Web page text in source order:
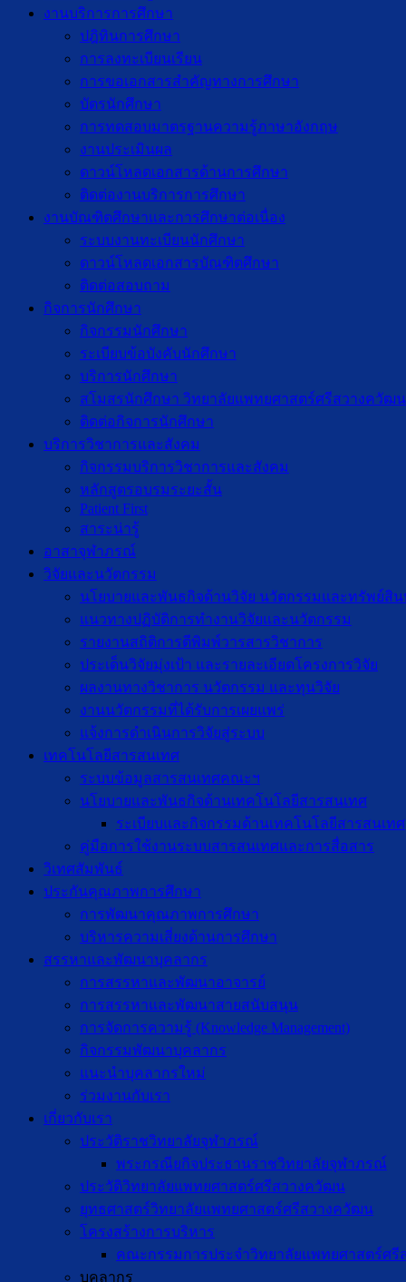
งานบริการการศึกษา
ปฎิทินการศึกษา
การลงทะเบียนเรียน
การขอเอกสารสำคัญทางการศึกษา
บัตรนักศึกษา
การทดสอบมาตรฐานความรู้ภาษาอังกฤษ
งานประเมินผล
ดาวน์โหลดเอกสารด้านการศึกษา
ติดต่องานบริการการศึกษา
งานบัณฑิตศึกษาเเละการศึกษาต่อเนื่อง
ระบบงานทะเบียนนักศึกษา
ดาวน์โหลดเอกสารบัณฑิตศึกษา
ติดต่อสอบถาม
กิจการนักศึกษา
กิจกรรมนักศึกษา
ระเบียบข้อบังคับนักศึกษา
บริการนักศึกษา
สโมสรนักศึกษา วิทยาลัยแพทยศาสตร์ศรีสวางควัฒน
ติดต่อกิจการนักศึกษา
บริการวิชาการและสังคม
กิจกรรมบริการวิชาการและสังคม
หลักสูตรอบรมระยะสั้น
Patient First
สาระน่ารู้
อาสาจุฬาภรณ์
วิจัยและนวัตกรรม
นโยบายและพันธกิจด้านวิจัย นวัตกรรมและทรัพย์สิ
แนวทางปฏิบัติการทำงานวิจัยและนวัตกรรม
รายงานสถิติการตีพิมพ์วารสารวิชาการ
ประเด็นวิจัยมุ่งเป้า และรายละเอียดโครงการวิจัย
ผลงานทางวิชาการ นวัตกรรม และทุนวิจัย
งานนวัตกรรมที่ได้รับการเผยแพร่
แจ้งการดำเนินการวิจัยสู่ระบบ
เทคโนโลยีสารสนเทศ
ระบบข้อมูลสารสนเทศคณะฯ
นโยบายและพันธกิจด้านเทคโนโลยีสารสนเทศ
ระเบียบและกิจกรรมด้านเทคโนโลยีสารสนเทศ
คู่มือการใช้งานระบบสารสนเทศและการสื่อสาร
วิเทศสัมพันธ์
ประกันคุณภาพการศึกษา
การพัฒนาคุณภาพการศึกษา
บริหารความเสี่ยงด้านการศึกษา
สรรหาและพัฒนาบุคลากร
การสรรหาและพัฒนาอาจารย์
การสรรหาและพัฒนาสายสนับสนุน
การจัดการความรู้ (Knowledge Management)
กิจกรรมพัฒนาบุคลากร
แนะนำบุคลากรใหม่
ร่วมงานกับเรา
เกี่ยวกับเรา
ประวัติราชวิทยาลัยจุฬาภรณ์
พระกรณียกิจประธานราชวิทยาลัยจุฬาภรณ์
ประวัติวิทยาลัยแพทยศาสตร์ศรีสวางควัฒน
ยุทธศาสตร์วิทยาลัยแพทยศาสตร์ศรีสวางควัฒน
โครงสร้างการบริหาร
คณะกรรมการประจำวิทยาลัยแพทยศาสตร์ศรี
บุคลากร